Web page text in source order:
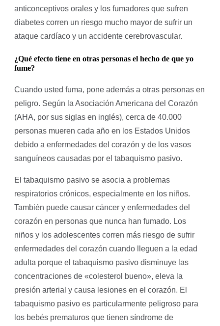
anticonceptivos orales y los fumadores que sufren
diabetes corren un riesgo mucho mayor de sufrir un
ataque cardíaco y un accidente cerebrovascular.
¿Qué efecto tiene en otras personas el hecho de que yo
fume?
Cuando usted fuma, pone además a otras personas en
peligro. Según la Asociación Americana del Corazón
(AHA, por sus siglas en inglés), cerca de 40.000
personas mueren cada año en los Estados Unidos
debido a enfermedades del corazón y de los vasos
sanguíneos causadas por el tabaquismo pasivo.
El tabaquismo pasivo se asocia a problemas
respiratorios crónicos, especialmente en los niños.
También puede causar cáncer y enfermedades del
corazón en personas que nunca han fumado. Los
niños y los adolescentes corren más riesgo de sufrir
enfermedades del corazón cuando lleguen a la edad
adulta porque el tabaquismo pasivo disminuye las
concentraciones de «colesterol bueno», eleva la
presión arterial y causa lesiones en el corazón. El
tabaquismo pasivo es particularmente peligroso para
los bebés prematuros que tienen síndrome de